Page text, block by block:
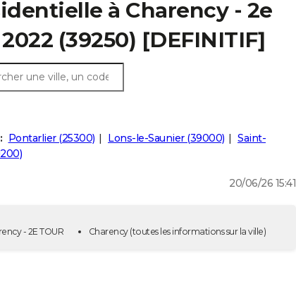
à Charency - 2e
(39250) [DEFINITIF]
Pontarlier (25300) Lons-le-Saunier (39000)
Saint-
20/06/26 15:41
- 2E TOUR
Charency(toutes les informations sur la ville)